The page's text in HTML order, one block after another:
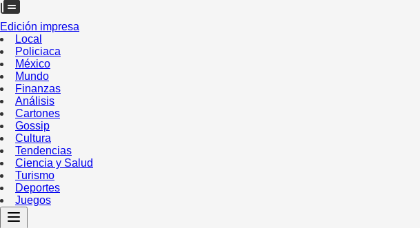
Edición impresa
Local
Policiaca
México
Mundo
Finanzas
Análisis
Cartones
Gossip
Cultura
Tendencias
Ciencia y Salud
Turismo
Deportes
Juegos